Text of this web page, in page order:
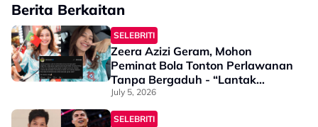
Berita Berkaitan
SELEBRITI
Zeera Azizi Geram, Mohon
Peminat Bola Tonton Perlawanan
Tanpa Bergaduh - “Lantak
Korang Lah Nak CR Ke Messi,
Tapi Time Tengok Game…”
July 5, 2026
SELEBRITI